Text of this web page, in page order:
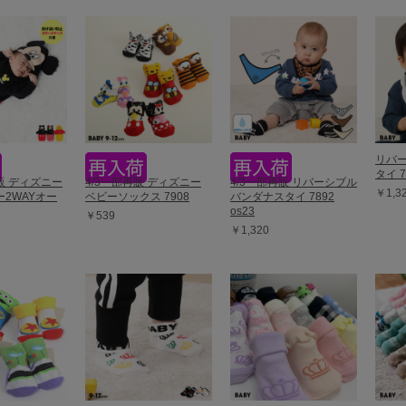
ディズニー
2WAYオー
4/3一部再販 ディズニー
ベビーソックス 7908
￥539
4/3一部再販 リバーシブル
バンダナスタイ 7892
os23
￥1,320
リバ
タイ
￥